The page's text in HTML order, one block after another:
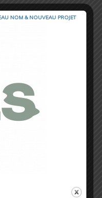
NOM & NOUVEAU PROJET